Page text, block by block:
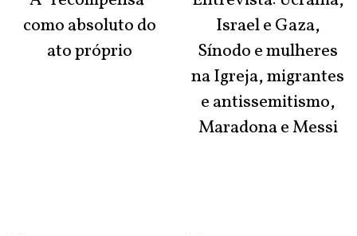
como absoluto do
ato próprio
Israel e Gaza,
Sínodo e mulheres
na Igreja, migrantes
e antissemitismo,
Maradona e Messi